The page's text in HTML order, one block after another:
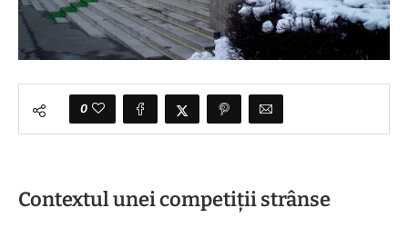
0
Contextul unei competiții strânse